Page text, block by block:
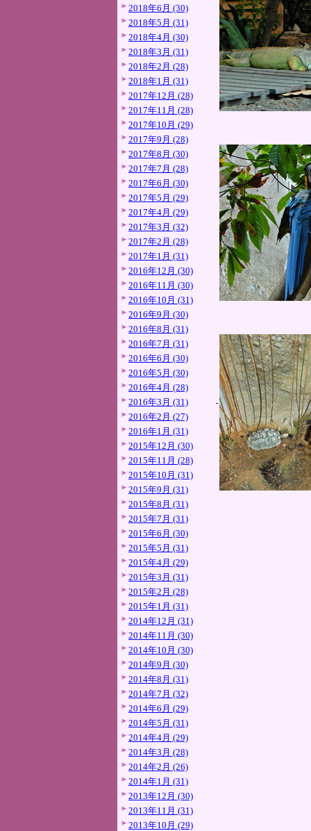
2018年6月 (30)
2018年5月 (31)
2018年4月 (30)
2018年3月 (31)
2018年2月 (28)
2018年1月 (31)
2017年12月 (28)
2017年11月 (28)
2017年10月 (29)
2017年9月 (28)
2017年8月 (30)
2017年7月 (28)
2017年6月 (30)
2017年5月 (29)
2017年4月 (29)
2017年3月 (32)
2017年2月 (28)
2017年1月 (31)
2016年12月 (30)
2016年11月 (30)
2016年10月 (31)
2016年9月 (30)
2016年8月 (31)
2016年7月 (31)
2016年6月 (30)
2016年5月 (30)
2016年4月 (28)
2016年3月 (31)
2016年2月 (27)
2016年1月 (31)
2015年12月 (30)
2015年11月 (28)
2015年10月 (31)
2015年9月 (31)
2015年8月 (31)
2015年7月 (31)
2015年6月 (30)
2015年5月 (31)
2015年4月 (29)
2015年3月 (31)
2015年2月 (28)
2015年1月 (31)
2014年12月 (31)
2014年11月 (30)
2014年10月 (30)
2014年9月 (30)
2014年8月 (31)
2014年7月 (32)
2014年6月 (29)
2014年5月 (31)
2014年4月 (29)
2014年3月 (28)
2014年2月 (26)
2014年1月 (31)
2013年12月 (30)
2013年11月 (31)
2013年10月 (29)